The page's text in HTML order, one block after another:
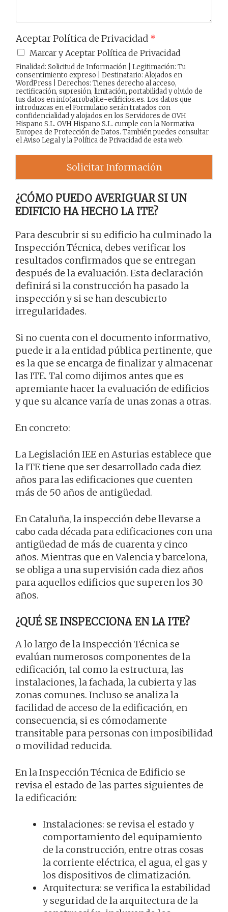
Aceptar Política de Privacidad *
Marcar y Aceptar Política de Privacidad
Finalidad: Solicitud de Información | Legitimación: Tu
consentimiento expreso | Destinatario: Alojados en
WordPress | Derechos: Tienes derecho al acceso,
rectificación, supresión, limitación, portabilidad y olvido de
tus datos en info(arroba)ite-edificios.es. Los datos que
introduzcas en el Formulario serán tratados con
confidencialidad y alojados en los Servidores de OVH
Hispano S.L. OVH Hispano S.L. cumple con la Normativa
Europea de Protección de Datos. También puedes consultar
elAviso Legaly laPolítica de Privacidadde esta web.
Solicitar Información
¿CÓMO PUEDO AVERIGUAR SI UN
EDIFICIO HA HECHO LA ITE?
Para descubrir si su edificio ha culminado la
Inspección Técnica, debes verificar los
resultados confirmados que se entregan
después de la evaluación. Esta declaración
definirá si la construcción ha pasado la
inspección y si se han descubierto
irregularidades.
Si no cuenta con el documento informativo,
puede ir a la entidad pública pertinente, que
es la que se encarga de finalizar y almacenar
las ITE. Tal como dijimos antes que es
apremiante hacer la evaluación de edificios
y que su alcance varía de unas zonas a otras.
En concreto:
La Legislación IEE en Asturias establece que
la ITE tiene que ser desarrollado cada diez
años para las edificaciones que cuenten
más de 50 años de antigüedad.
En Cataluña, la inspección debe llevarse a
cabo cada década para edificaciones con una
antigüedad de más de cuarenta y cinco
años. Mientras que en Valencia y barcelona,
se obliga a una supervisión cada diez años
para aquellos edificios que superen los 30
años.
¿QUÉ SE INSPECCIONA EN LA ITE?
A lo largo de la Inspección Técnica se
evalúan numerosos componentes de la
edificación, tal como la estructura, las
instalaciones, la fachada, la cubierta y las
zonas comunes. Incluso se analiza la
facilidad de acceso de la edificación, en
consecuencia, si es cómodamente
transitable para personas con imposibilidad
o movilidad reducida.
En la Inspección Técnica de Edificio se
revisa el estado de las partes siguientes de
la edificación:
Instalaciones: se revisa el estado y
comportamiento del equipamiento
de la construcción, entre otras cosas
la corriente eléctrica, el agua, el gas y
los dispositivos de climatización.
Arquitectura: se verifica la estabilidad
y seguridad de la arquitectura de la